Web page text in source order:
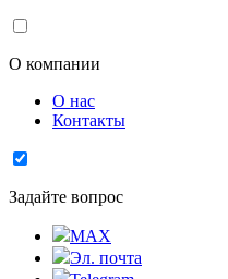
О компании
О нас
Контакты
Задайте вопрос
MAX
Эл. почта